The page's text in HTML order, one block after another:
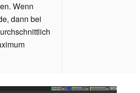
Wenn
dann bei